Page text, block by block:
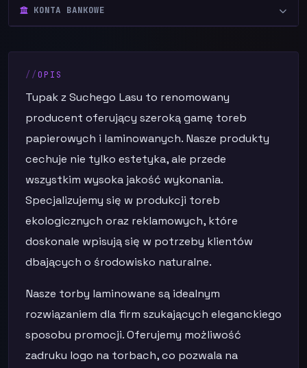
KONTA BANKOWE
OPIS
Tupak z Suchego Lasu to renomowany
producent oferujący szeroką gamę toreb
papierowych i laminowanych. Nasze produkty
cechuje nie tylko estetyka, ale przede
wszystkim wysoka jakość wykonania.
Specjalizujemy się w produkcji toreb
ekologicznych oraz reklamowych, które
doskonale wpisują się w potrzeby klientów
dbających o środowisko naturalne.
Nasze torby laminowane są idealnym
rozwiązaniem dla firm szukających eleganckiego
sposobu promocji. Oferujemy możliwość
zadruku logo na torbach, co pozwala na